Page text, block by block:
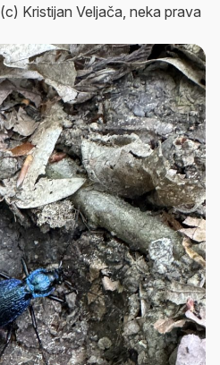
, (c) Kristijan Veljača, neka prava